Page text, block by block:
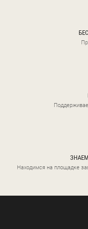
Находимся на площадке